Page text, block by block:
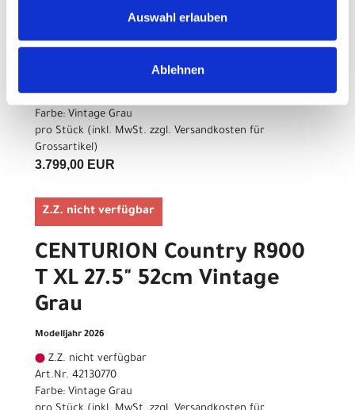
Auswahl erlauben
Ablehnen
T L 27.5" 47cm Vintage Grau
Farbe: Vintage Grau
pro Stück (inkl. MwSt. zzgl. Versandkosten für
Grossartikel)
3.799,00 EUR
Z.Z. nicht verfügbar
CENTURION Country R900
T XL 27.5" 52cm Vintage
Grau
Modelljahr 2026
Z.Z. nicht verfügbar
Art.Nr. 42130770
Farbe: Vintage Grau